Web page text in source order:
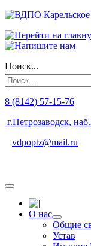
Поиск...
8 (8142) 57-15-76
г.Петрозаводск,
vdpoptz@mail.ru
О нас
Общие
Устав